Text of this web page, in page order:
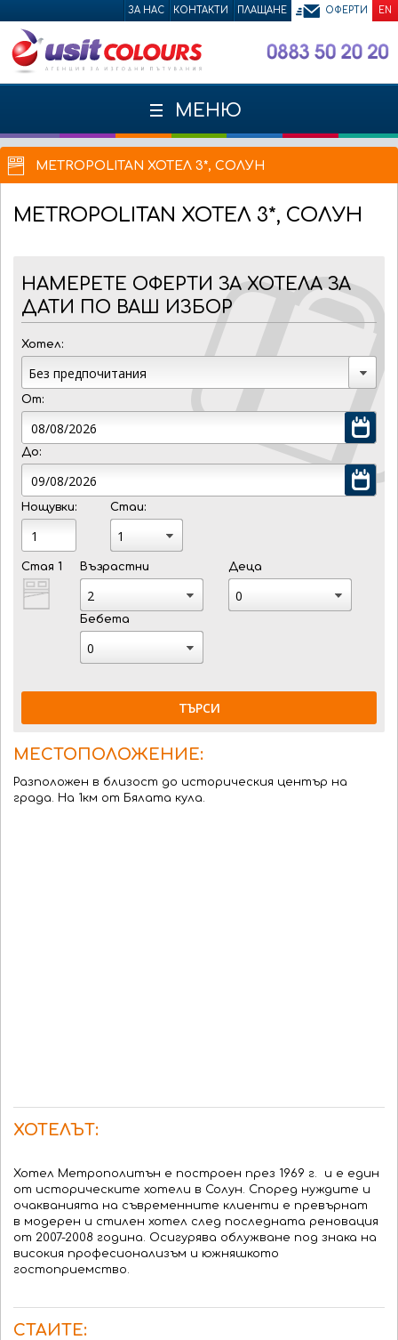
ЗА НАС КОНТАКТИ ПЛАЩАНЕ ОФЕРТИ EN
МЕНЮ
METROPOLITAN ХОТЕЛ 3*, СОЛУН
METROPOLITAN ХОТЕЛ 3*, СОЛУН
НАМЕРЕТЕ ОФЕРТИ ЗА ХОТЕЛА ЗА
ДАТИ ПО ВАШ ИЗБОР
Хотел:
От:
До:
Нощувки: Стаи:
Стая 1 Възрастни Деца
Бебета
ТЪРСИ
МЕСТОПОЛОЖЕНИЕ:
Разположен в близост до историческия център на
града. На 1км от Бялата кула.
ХОТЕЛЪТ:
Хотел Метрополитън е построен през 1969 г. и е един
от историческите хотели в Солун. Според нуждите и
очакванията на съвременните клиенти е превърнат
в модерен и стилен хотел след последната реновация
от 2007-2008 година. Осигурява облужване под знака на
високия професионализъм и южняшкото
гостоприемство.
СТАИТЕ: